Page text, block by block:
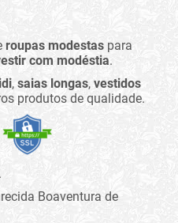
roupas modestas para
com modéstia.
, saias longas, vestidos
produtos de qualidade.
Boaventura de